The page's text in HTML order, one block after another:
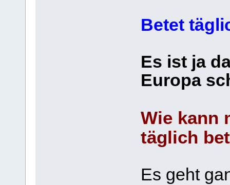
Betet
Es ist ja
Europa
Wie kann
täglich
Es geht